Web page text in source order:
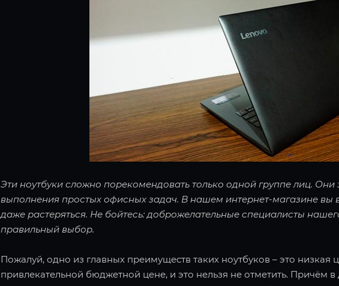
Эти ноутбуки сложно порекомендовать только одной группе лиц. Они
выполнения простых офисных задач. В нашем интернет-магазине вы
даже растеряться. Не бойтесь: доброжелательные специалисты
правильный выбор.
Пожалуй, одно из главных преимуществ таких ноутбуков – это низкая
привлекательной бюджетной цене, и это нельзя не отметить. Причём